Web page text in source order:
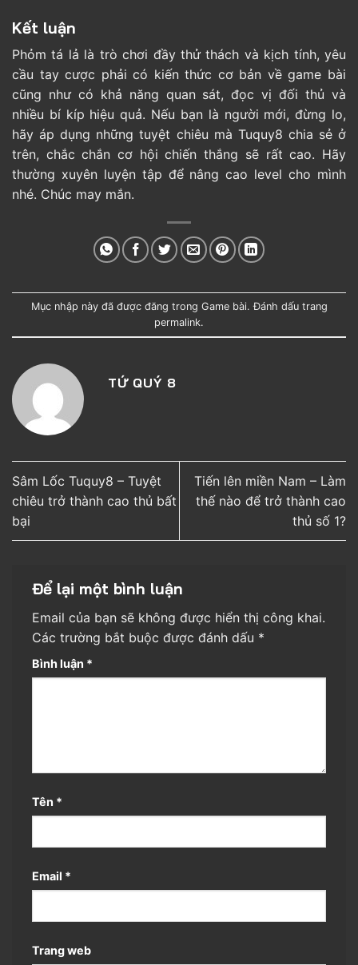
Kết luận
Phỏm tá lả là trò chơi đầy thử thách và kịch tính, yêu
cầu tay cược phải có kiến thức cơ bản về game bài
cũng như có khả năng quan sát, đọc vị đối thủ và
nhiều bí kíp hiệu quả. Nếu bạn là người mới, đừng lo,
hãy áp dụng những tuyệt chiêu mà Tuquy8 chia sẻ ở
trên, chắc chắn cơ hội chiến thắng sẽ rất cao. Hãy
thường xuyên luyện tập để nâng cao level cho mình
nhé. Chúc may mắn.
Mục nhập này đã được đăng trong Game bài. Đánh dấu trang
permalink.
TỨ QUÝ 8
Sâm Lốc Tuquy8 – Tuyệt
chiêu trở thành cao thủ bất
bại
Tiến lên miền Nam – Làm
thế nào để trở thành cao
thủ số 1?
Để lại một bình luận
Email của bạn sẽ không được hiển thị công khai.
Các trường bắt buộc được đánh dấu *
Bình luận *
Tên *
Email *
Trang web